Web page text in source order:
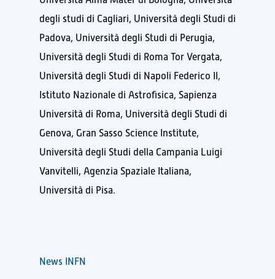
degli studi di Cagliari, Università degli Studi di
Padova, Università degli Studi di Perugia,
Università degli Studi di Roma Tor Vergata,
Università degli Studi di Napoli Federico II,
Istituto Nazionale di Astrofisica, Sapienza
Università di Roma, Università degli Studi di
Genova, Gran Sasso Science Institute,
Università degli Studi della Campania Luigi
Vanvitelli, Agenzia Spaziale Italiana,
Università di Pisa.
News INFN